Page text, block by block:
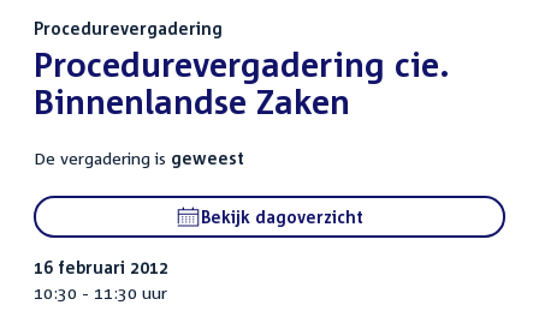
Procedurevergadering
:Procedurevergadering cie.
Binnenlandse Zaken
De vergadering is geweest
Bekijk dagoverzicht
16 februari 2012
10:30 - 11:30 uur